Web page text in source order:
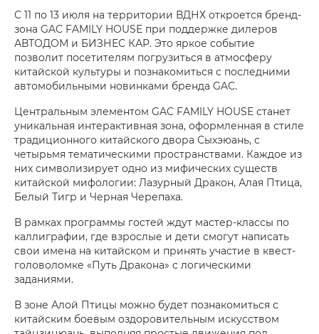
С 11 по 13 июля на территории ВДНХ откроется бренд-
зона GAC FAMILY HOUSE при поддержке дилеров
АВТОДОМ и БИЗНЕС КАР. Это яркое событие
позволит посетителям погрузиться в атмосферу
китайской культуры и познакомиться с последними
автомобильными новинками бренда GAC.
Центральным элементом GAC FAMILY HOUSE станет
уникальная интерактивная зона, оформленная в стиле
традиционного китайского двора Сыхэюань, с
четырьмя тематическими пространствами. Каждое из
них символизирует одно из мифических существ
китайской мифологии: Лазурный Дракон, Алая Птица,
Белый Тигр и Черная Черепаха.
В рамках программы гостей ждут мастер-классы по
каллиграфии, где взрослые и дети смогут написать
свои имена на китайском и принять участие в квест-
головоломке «Путь Дракона» с логическими
заданиями.
В зоне Алой Птицы можно будет познакомиться с
китайским боевым оздоровительным искусством